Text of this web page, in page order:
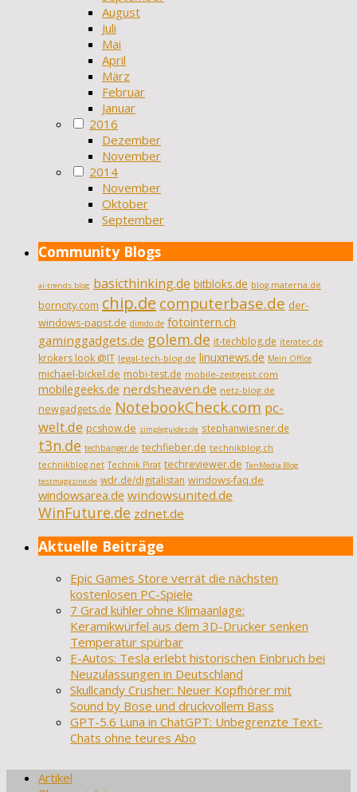
August
Juli
Mai
April
März
Februar
Januar
2016
Dezember
November
2014
November
Oktober
September
Community Blogs
ai-trends.blog basicthinking.de bitbloks.de blog.materna.de
borncity.com chip.de computerbase.de der-
windows-papst.de dimdo.de fotointern.ch
gaminggadgets.de golem.de it-techblog.de iteratec.de
krokers look @IT legal-tech-blog.de linuxnews.de Mein Office
michael-bickel.de mobi-test.de mobile-zeitgeist.com
mobilegeeks.de nerdsheaven.de netz-blog.de
newgadgets.de NotebookCheck.com pc-
welt.de pcshow.de simpleguides.de stephanwiesner.de
t3n.de techbanger.de techfieber.de technikblog.ch
technikblog.net Technik Pirat techreviewer.de TenMedia Blog
testmagazine.de wdr.de/digitalistan windows-faq.de
windowsarea.de windowsunited.de
WinFuture.de zdnet.de
Aktuelle Beiträge
Epic Games Store verrät die nächsten
kostenlosen PC-Spiele
7 Grad kühler ohne Klimaanlage:
Keramikwürfel aus dem 3D-Drucker senken
Temperatur spürbar
E-Autos: Tesla erlebt historischen Einbruch bei
Neuzulassungen in Deutschland
Skullcandy Crusher: Neuer Kopfhörer mit
Sound by Bose und druckvollem Bass
GPT-5.6 Luna in ChatGPT: Unbegrenzte Text-
Chats ohne teures Abo
Artikel